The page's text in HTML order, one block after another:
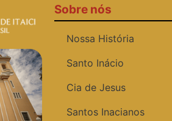
Sobre nós
Nossa História
Santo Inácio
Cia de Jesus
Santos Inacianos